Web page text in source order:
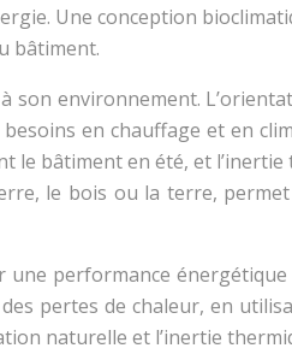
Une conception
bâtiment.
environnement.
en chauffage et en
bâtiment en été, et
le bois ou la terre,
performance
pertes de chaleur, en
naturelle et l’inertie